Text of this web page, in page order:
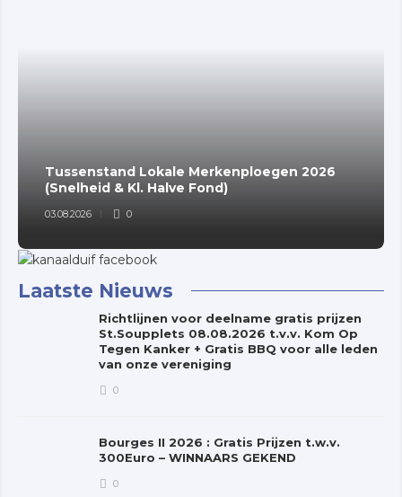
Tussenstand Lokale Merkenploegen 2026
(Snelheid & Kl. Halve Fond)
03.08.2026 0
Laatste Nieuws
Richtlijnen voor deelname gratis prijzen
St.Soupplets 08.08.2026 t.v.v. Kom Op
Tegen Kanker + Gratis BBQ voor alle leden
van onze vereniging
0
Bourges II 2026 : Gratis Prijzen t.w.v.
300Euro – WINNAARS GEKEND
0